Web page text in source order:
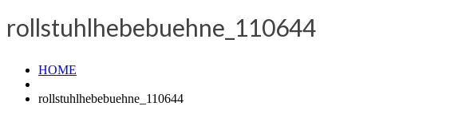
rollstuhlhebebuehne_110644
HOME
rollstuhlhebebuehne_110644